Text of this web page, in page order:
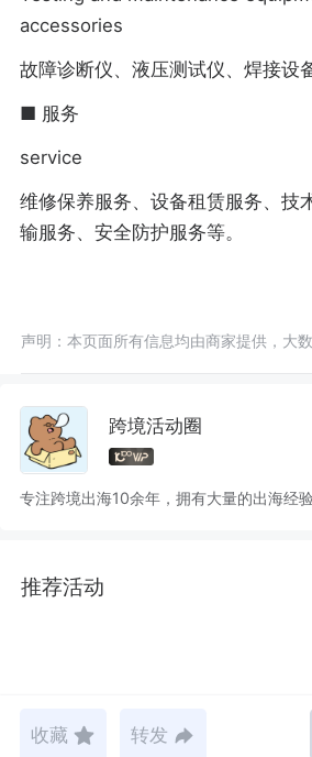
accessories
故障诊断仪、液压测试仪、焊接设
■ 服务
service
维修保养服务、设备租赁服务、技
输服务、安全防护服务等。
声明：本页面所有信息均由商家提供，大
跨境活动圈
专注跨境出海10余年，拥有大量的出海经
推荐活动
收藏 转发